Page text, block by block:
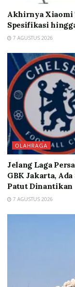
Akhirnya Xiaomi
Spesifikasi
7 AGUSTUS 2026
OLAHRAGA
Jelang Laga
GBK Jakarta,
Patut Dinantikan
7 AGUSTUS 2026